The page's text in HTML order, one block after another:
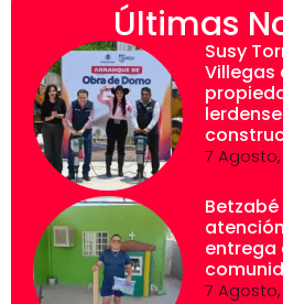
Últimas
Susy
Villegas
7
entrega
7